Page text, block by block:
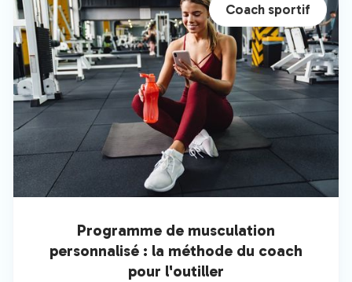
Coach sportif
Programme de musculation
personnalisé : la méthode du coach
pour l'outiller